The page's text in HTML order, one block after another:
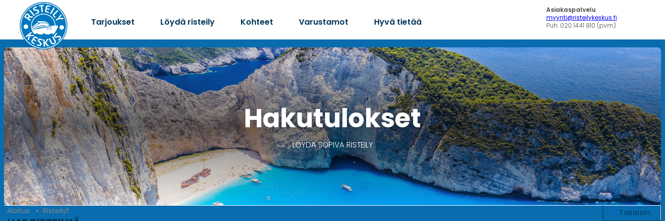
Tarjoukset Löydä risteily Kohteet Varustamot Hyvä tietää
Asiakaspalvelu
myynti@risteilykeskus.fi
Puh. 020 1441 810 (pvm)
Hakutulokset
LÖYDÄ SOPIVA RISTEILY
Takaisin
Aloitus Risteilyt